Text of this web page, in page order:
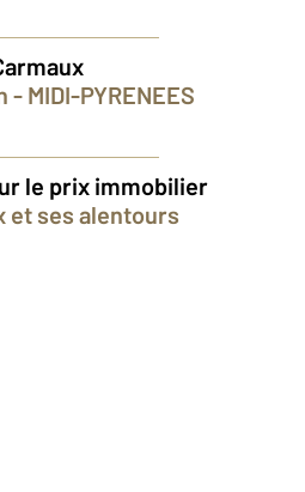
- MIDI-PYRENEES
le prix immobilier
et ses alentours